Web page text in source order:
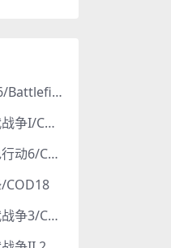
战地6/战地风云6/Battlefield 6
使命召唤16 现代战争I/COD16
使命召唤21 黑色行动6/COD21
COD18
使命召唤20 现代战争3/COD20